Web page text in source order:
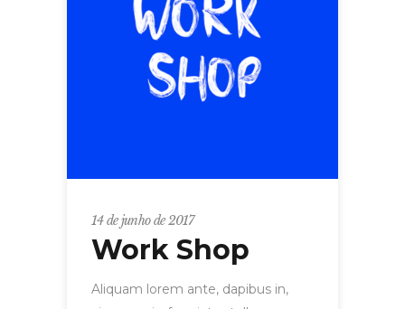
14 de junho de 2017
Work Shop
Aliquam lorem ante, dapibus in,